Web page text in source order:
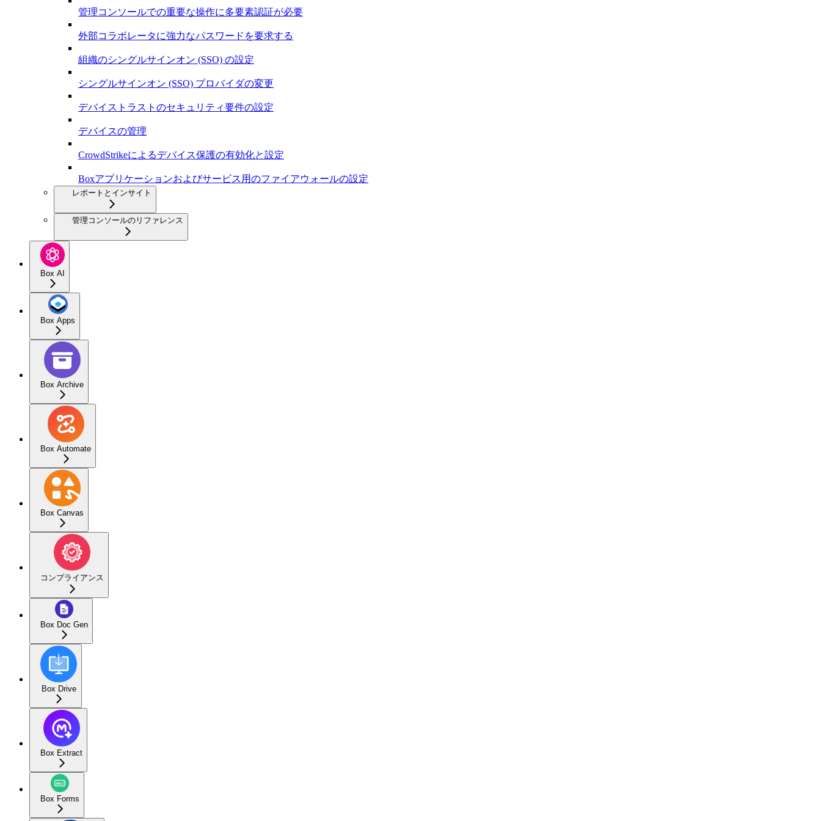
管理コンソールでの重要な操作に多要素認証が必要
外部コラボレータに強力なパスワードを要求する
組織のシングルサインオン (SSO) の設定
シングルサインオン (SSO) プロバイダの変更
デバイストラストのセキュリティ要件の設定
デバイスの管理
CrowdStrikeによるデバイス保護の有効化と設定
Boxアプリケーションおよびサービス用のファイアウォールの設定
レポートとインサイト
管理コンソールのリファレンス
Box AI
Box Apps
Box Archive
Box Automate
Box Canvas
コンプライアンス
Box Doc Gen
Box Drive
Box Extract
Box Forms